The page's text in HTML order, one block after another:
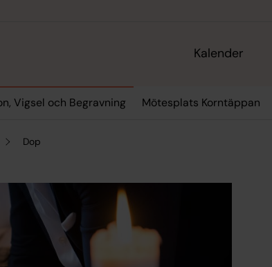
Kalender
Vigsel och Begravning Mötesplats Korntäppan
Dop